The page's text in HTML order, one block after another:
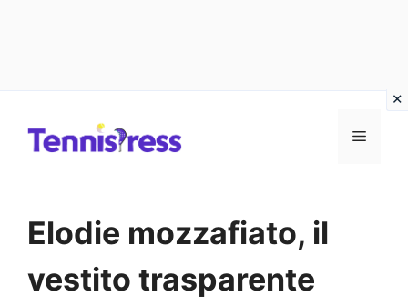
MENU
Elodie mozzafiato, il
vestito trasparente